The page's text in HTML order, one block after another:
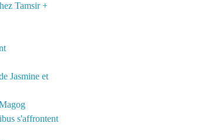
Tamsir +
Jasmine et
s'affrontent